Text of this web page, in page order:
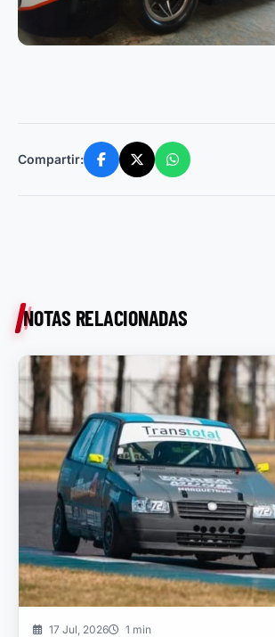
Compartir:
NOTAS RELACIONADAS
17 Jul, 2026 1 min